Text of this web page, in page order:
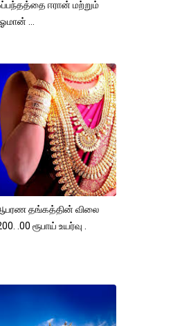
ஈரான் மற்றும்
ஓமான் ...
தங்கத்தின் விலை
.00 ரூபாய் உயர்வு .